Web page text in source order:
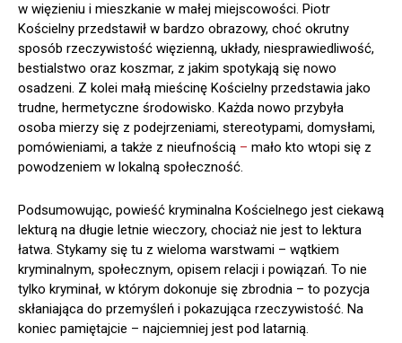
w więzieniu i mieszkanie w małej miejscowości. Piotr
Kościelny przedstawił w bardzo obrazowy, choć okrutny
sposób rzeczywistość więzienną, układy, niesprawiedliwość,
bestialstwo oraz koszmar, z jakim spotykają się nowo
osadzeni. Z kolei małą mieścinę Kościelny przedstawia jako
trudne, hermetyczne środowisko. Każda nowo przybyła
osoba mierzy się z podejrzeniami, stereotypami, domysłami,
pomówieniami, a także z nieufnością – mało kto wtopi się z
powodzeniem w lokalną społeczność.
Podsumowując, powieść kryminalna Kościelnego jest ciekawą
lekturą na długie letnie wieczory, chociaż nie jest to lektura
łatwa. Stykamy się tu z wieloma warstwami – wątkiem
kryminalnym, społecznym, opisem relacji i powiązań. To nie
tylko kryminał, w którym dokonuje się zbrodnia – to pozycja
skłaniająca do przemyśleń i pokazująca rzeczywistość. Na
koniec pamiętajcie – najciemniej jest pod latarnią.